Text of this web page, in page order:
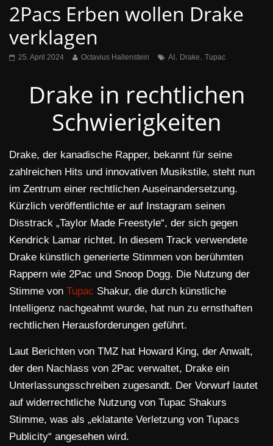
2Pacs Erben wollen Drake
verklagen
25. April 2024 Octavius Hallenstein AI , Drake, Tupac
Drake in rechtlichen
Schwierigkeiten
Drake, der kanadische Rapper, bekannt für seine
zahlreichen Hits und innovativen Musikstile, steht nun
im Zentrum einer rechtlichen Auseinandersetzung.
Kürzlich veröffentlichte er auf Instagram seinen
Disstrack „Taylor Made Freestyle“, der sich gegen
Kendrick Lamar richtet. In diesem Track verwendete
Drake künstlich generierte Stimmen von berühmten
Rappern wie 2Pac und Snoop Dogg. Die Nutzung der
Stimme von Tupac Shakur, die durch künstliche
Intelligenz nachgeahmt wurde, hat nun zu ernsthaften
rechtlichen Herausforderungen geführt.
Laut Berichten von TMZ hat Howard King, der Anwalt,
der den Nachlass von 2Pac verwaltet, Drake ein
Unterlassungsschreiben zugesandt. Der Vorwurf lautet
auf widerrechtliche Nutzung von Tupac Shakurs
Stimme, was als „eklatante Verletzung von Tupacs
Publicity“ angesehen wird.